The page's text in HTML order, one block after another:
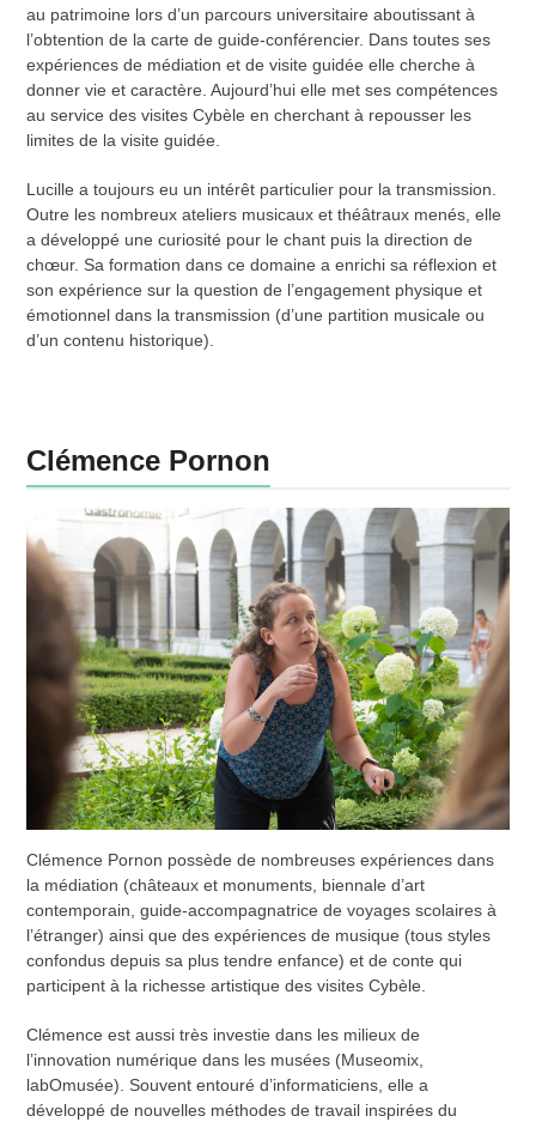
au patrimoine lors d’un parcours universitaire aboutissant à
l’obtention de la carte de guide-conférencier. Dans toutes ses
expériences de médiation et de visite guidée elle cherche à
donner vie et caractère. Aujourd’hui elle met ses compétences
au service des visites Cybèle en cherchant à repousser les
limites de la visite guidée.
Lucille a toujours eu un intérêt particulier pour la transmission.
Outre les nombreux ateliers musicaux et théâtraux menés, elle
a développé une curiosité pour le chant puis la direction de
chœur. Sa formation dans ce domaine a enrichi sa réflexion et
son expérience sur la question de l’engagement physique et
émotionnel dans la transmission (d’une partition musicale ou
d’un contenu historique).
Clémence Pornon
Clémence Pornon possède de nombreuses expériences dans
la médiation (châteaux et monuments, biennale d’art
contemporain, guide-accompagnatrice de voyages scolaires à
l’étranger) ainsi que des expériences de musique (tous styles
confondus depuis sa plus tendre enfance) et de conte qui
participent à la richesse artistique des visites Cybèle.
Clémence est aussi très investie dans les milieux de
l’innovation numérique dans les musées (Museomix,
labOmusée). Souvent entouré d’informaticiens, elle a
développé de nouvelles méthodes de travail inspirées du